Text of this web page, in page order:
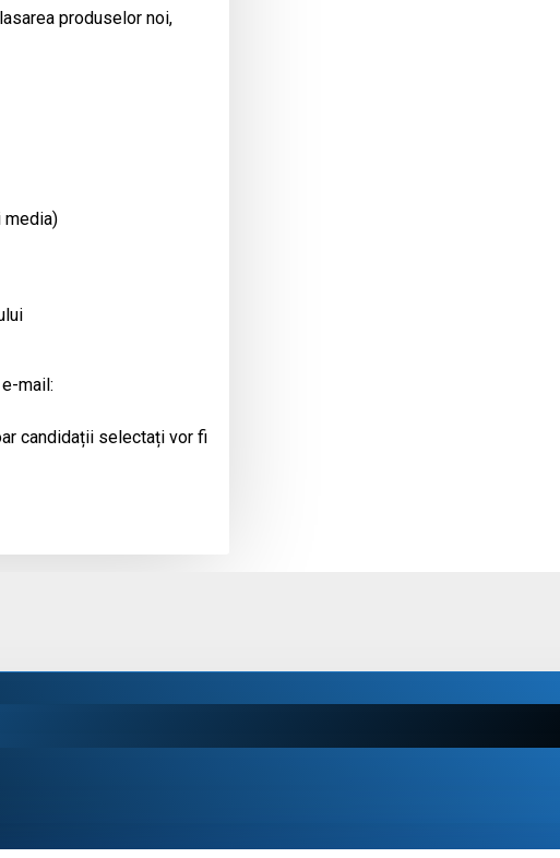
produselor noi,
media)
mail:
candidații selectați vor fi